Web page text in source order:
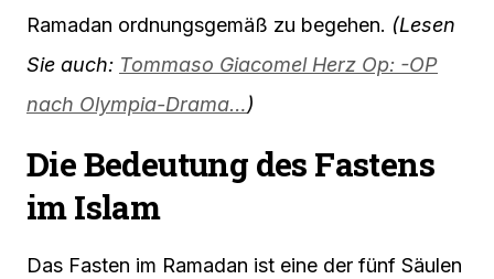
Ramadan ordnungsgemäß zu begehen. (Lesen
Sie auch: Tommaso Giacomel Herz Op: -OP
nach Olympia-Drama…)
Die Bedeutung des Fastens
im Islam
Das Fasten im Ramadan ist eine der fünf Säulen